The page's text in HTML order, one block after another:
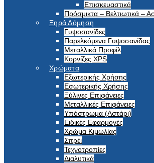
Επισκευαστικά
Πρόσμικτα – Βελτιωτικά –
Ξηρά Δόμηση
Γυψοσανίδες
Παρελκόμενα Γυψοσανίδας
Μεταλλικά Προφίλ
Κορνίζες XPS
Χρώματα
Εξωτερικής Χρήσης
Εσωτερικής Χρήσης
Ξύλινες Επιφάνειες
Μεταλλικές Επιφάνειες
Υπόστρωμα (Αστάρι)
Ειδικές Εφαρμογές
Χρώμα Κιμωλίας
Σπρέι
Τεχνοτροπίες
Διαλυτικά